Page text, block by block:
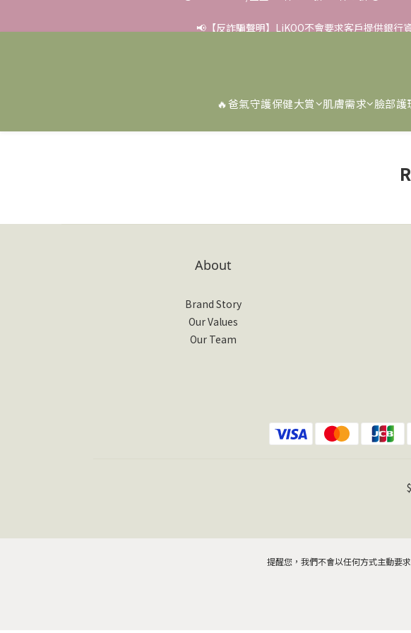
📢【反詐騙聲明】LiKOO不會要求客戶提供銀
✨滿額好禮 ➊滿９９９贈▸彈力保濕面膜/盒
🔥爸氣守護保健大賞 肌膚需求 臉部護
About
Brand Story
Our Values
Our Team
$
提醒您，我們不會以任何方式主動要